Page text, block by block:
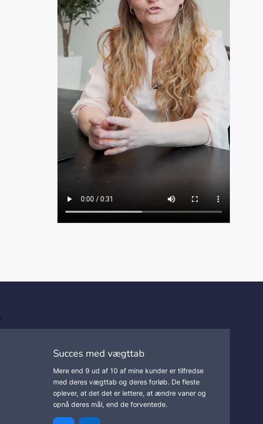
Succes med vægttab
Mere end 9 ud af 10 af mine kunder er tilfredse
med deres vægttab og deres forløb. De fleste
oplever, at det det er lettere, at ændre vaner og
opnå deres mål, end de forventede.